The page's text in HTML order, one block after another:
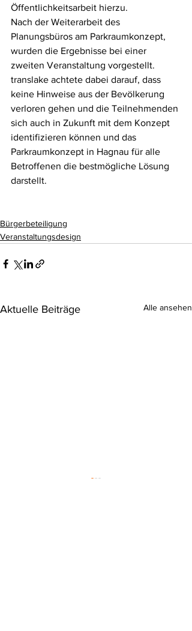
Öffentlichkeitsarbeit hierzu.
Nach der Weiterarbeit des
Planungsbüros am Parkraumkonzept,
wurden die Ergebnisse bei einer
zweiten Veranstaltung vorgestellt.
translake achtete dabei darauf, dass
keine Hinweise aus der Bevölkerung
verloren gehen und die Teilnehmenden
sich auch in Zukunft mit dem Konzept
identifizieren können und das
Parkraumkonzept in Hagnau für alle
Betroffenen die bestmögliche Lösung
darstellt.
Bürgerbeteiligung
Veranstaltungsdesign
Aktuelle Beiträge Alle ansehen